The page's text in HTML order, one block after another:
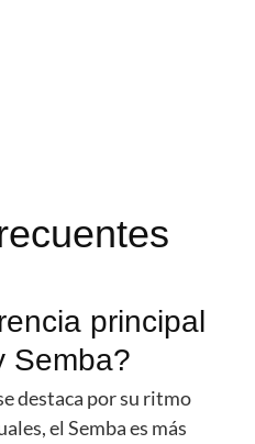
principal
Semba?
destaca por su ritmo
el Semba es más